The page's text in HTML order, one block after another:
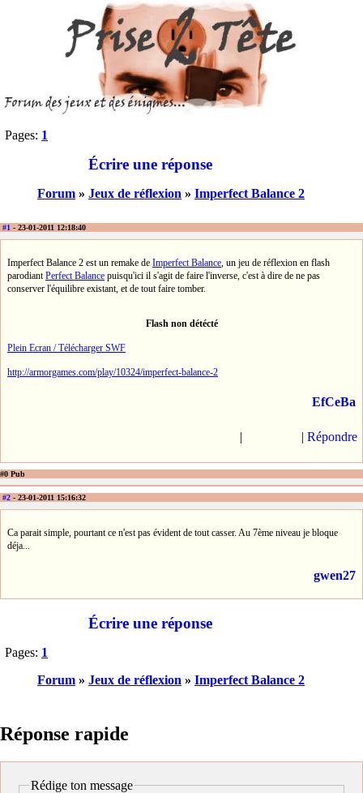
Pages: 1
Écrire une réponse
Forum » Jeux de réflexion » Imperfect Balance 2
#1 - 23-01-2011 12:18:40
Imperfect Balance 2 est un remake de Imperfect Balance , un jeu de réflexion en flash
parodiant Perfect Balance puisqu'ici il s'agit de faire l'inverse, c'est à dire de ne pas
conserver l'équilibre existant, et de tout faire tomber.
Flash non détécté
Plein Ecran / Télécharger SWF
http://armorgames.com/play/10324/imperfect-balance-2
EfCeBa
| | Répondre
#0 Pub
#2 - 23-01-2011 15:16:32
Ca parait simple, pourtant ce n'est pas évident de tout casser. Au 7ème niveau je bloque
déja...
gwen27
Écrire une réponse
Pages: 1
Forum » Jeux de réflexion » Imperfect Balance 2
Réponse rapide
Rédige ton message